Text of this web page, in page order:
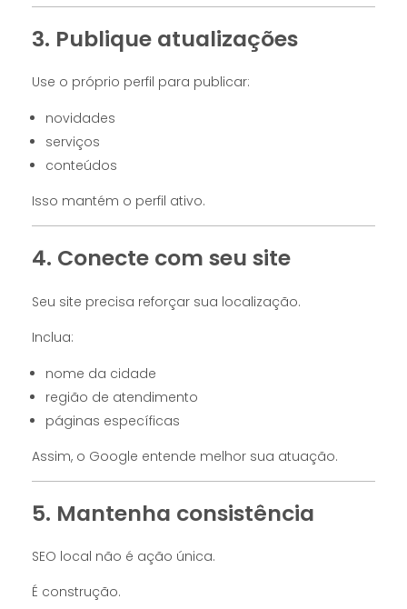
3. Publique atualizações
Use o próprio perfil para publicar:
novidades
serviços
conteúdos
Isso mantém o perfil ativo.
4. Conecte com seu site
Seu site precisa reforçar sua localização.
Inclua:
nome da cidade
região de atendimento
páginas específicas
Assim, o Google entende melhor sua atuação.
5. Mantenha consistência
SEO local não é ação única.
É construção.